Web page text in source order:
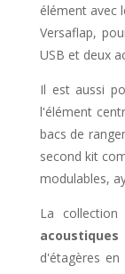
élément avec
Versaflap,
USB et deux
Il est aussi
l'élément
bacs de
second kit
modulables,
La collection
d'étagères